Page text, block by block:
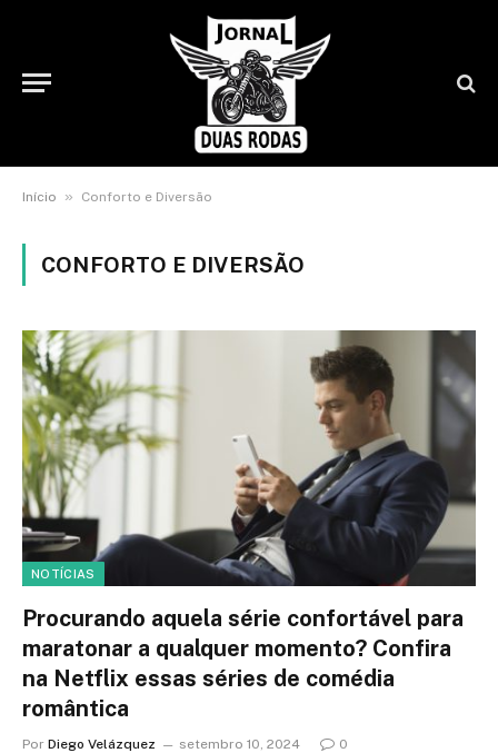
Início » Conforto e Diversão
CONFORTO E DIVERSÃO
NOTÍCIAS
Procurando aquela série confortável para
maratonar a qualquer momento? Confira
na Netflix essas séries de comédia
romântica
Por Diego Velázquez setembro 10, 2024 0